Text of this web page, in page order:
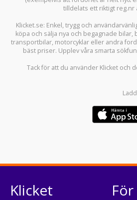
tilldelats ett riktigt reg.nr
Klicket.se: Enkel, trygg och
köpa och sälja nya och begagnade bilar,
transportbilar, motorcyklar eller andra
bäst priser. Upplev våra smarta
Tack för att du använder Klicket och
Klicket